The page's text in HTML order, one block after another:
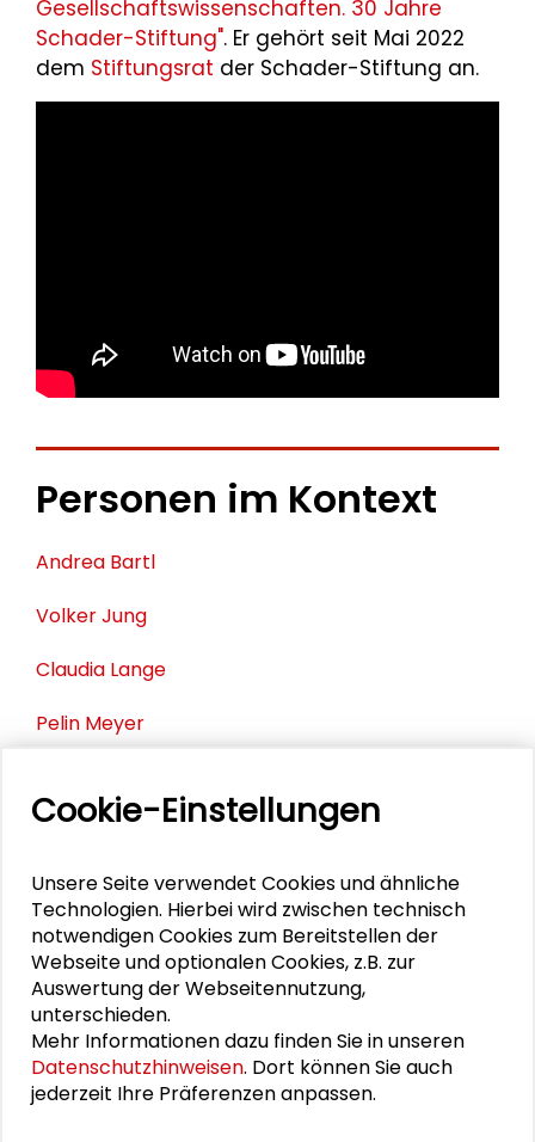
Gesellschaftswissenschaften. 30 Jahre
Schader-Stiftung". Er gehört seit Mai 2022
dem Stiftungsrat der Schader-Stiftung an.
Personen im Kontext
Andrea Bartl
Volker Jung
Claudia Lange
Pelin Meyer
Dagmar Rechenbach
Caroline Y. Robertson-von Trotha
Kjell Schmidt
Ursula Stein
Philipp Thoma
Sybille Wegerich
Cookie-Einstellungen
Unsere Seite verwendet Cookies und ähnliche
Technologien. Hierbei wird zwischen technisch
notwendigen Cookies zum Bereitstellen der
Webseite und optionalen Cookies, z.B. zur
Auswertung der Webseitennutzung,
unterschieden.
Mehr Informationen dazu finden Sie in unseren
Datenschutzhinweisen. Dort können Sie auch
jederzeit Ihre Präferenzen anpassen.